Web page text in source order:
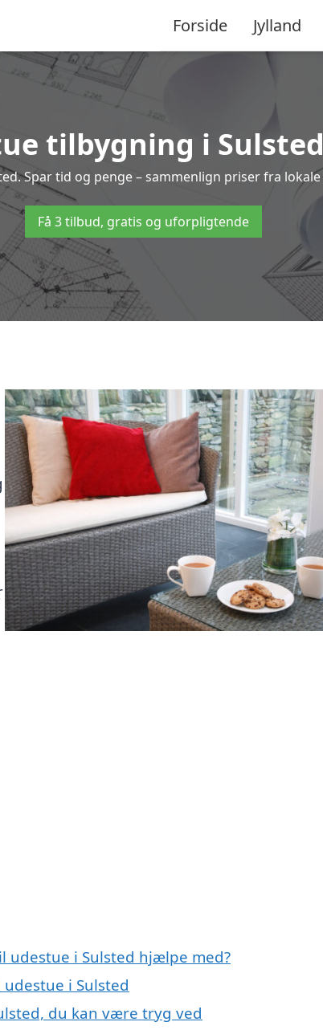
Forside Jylland
tilbygning i
Spar tid og penge – sammenlign priser fra
Få 3 tilbud, gratis og uforpligtende
udestue i Sulsted hjælpe med?
i Sulsted
du kan være tryg ved